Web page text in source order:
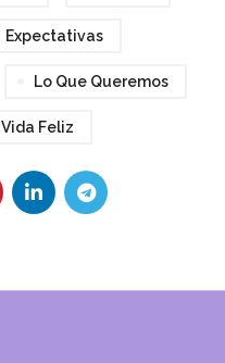
Expectativas
Lo Que Queremos
Vida Feliz